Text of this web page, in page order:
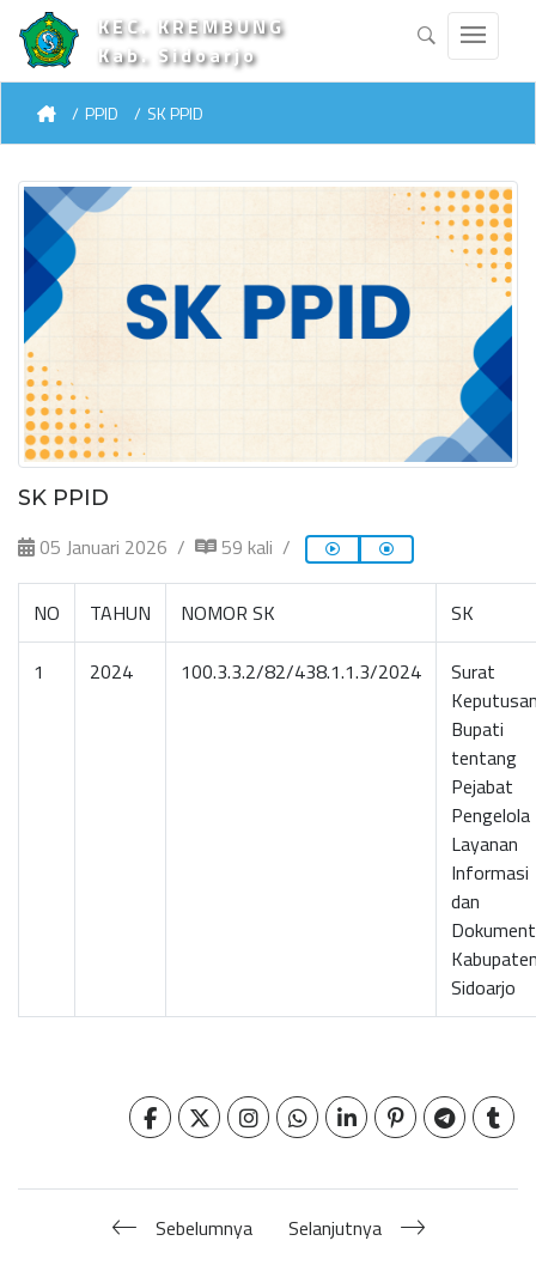
KEC. KREMBUNG
Kab. Sidoarjo
PPID SK PPID
SK PPID
05 Januari 2026 59 kali
NO TAHUN NOMOR SK SK
1 2024 100.3.3.2/82/438.1.1.3/2024
Surat
Bupati
tentang
Pejabat
Pengelola
Layanan
Informasi
dan
Sidoarjo
Sebelumnya Selanjutnya